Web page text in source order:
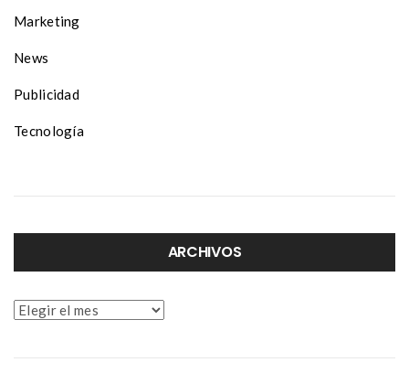
Marketing
News
Publicidad
Tecnología
ARCHIVOS
Archivos